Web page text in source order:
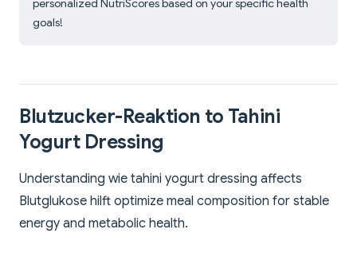
personalized NutriScores based on your specific health
goals!
Blutzucker-Reaktion to Tahini
Yogurt Dressing
Understanding wie tahini yogurt dressing affects
Blutglukose hilft optimize meal composition for stable
energy and metabolic health.